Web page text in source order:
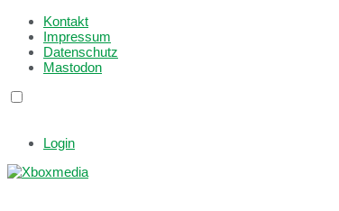
Kontakt
Impressum
Datenschutz
Mastodon
Login